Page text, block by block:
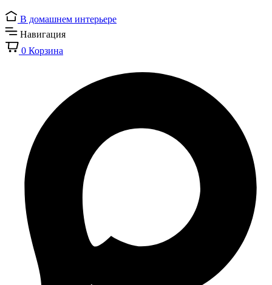
В домашнем интерьере
Навигация
0 Корзина